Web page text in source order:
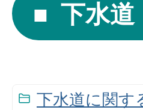
下水道
下水道に関す